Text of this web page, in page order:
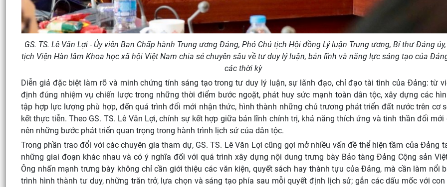
GS. TS. Lê Văn Lợi - Ủy viên Ban Chấp hành Trung ương Đảng, Phó Chủ tịch Hội đồng Lý luận Trung ương, Bí thư Đảng
tịch Viện Hàn lâm Khoa học xã hội Việt Nam chia sẻ chuyên sâu về tư duy lý luận, bản lĩnh và năng lực sáng tạo của
các thời kỳ
Diễn giả đặc biệt làm rõ và minh chứng tính sáng tạo trong tư duy lý luận, sự lãnh đạo, chỉ đạo tài tình của Đảng: từ
định đúng nhiệm vụ chiến lược trong những thời điểm bước ngoặt, phát huy sức mạnh toàn dân tộc, xây dựng các
tập hợp lực lượng phù hợp, đến quá trình đổi mới nhận thức, hình thành những chủ trương phát triển đất nước trên cơ
kết thực tiễn. Theo GS. TS. Lê Văn Lợi, chính sự kết hợp giữa bản lĩnh chính trị, khả năng thích ứng và tinh thần đổi mới
nên những bước phát triển quan trọng trong hành trình lịch sử của dân tộc.
Trong phần trao đổi với các chuyên gia tham dự, GS. TS. Lê Văn Lợi cũng gợi mở nhiều vấn đề thể hiện tầm của Đảng
những giai đoạn khác nhau và có ý nghĩa đối với quá trình xây dựng nội dung trưng bày Bảo tàng Đảng Cộng sản
Ông nhấn mạnh trưng bày không chỉ cần giới thiệu các văn kiện, quyết sách hay thành tựu của Đảng, mà cần làm nổi
trình hình thành tư duy, những trăn trở, lựa chọn và sáng tạo phía sau mỗi quyết định lịch sử; gắn các dấu mốc với con